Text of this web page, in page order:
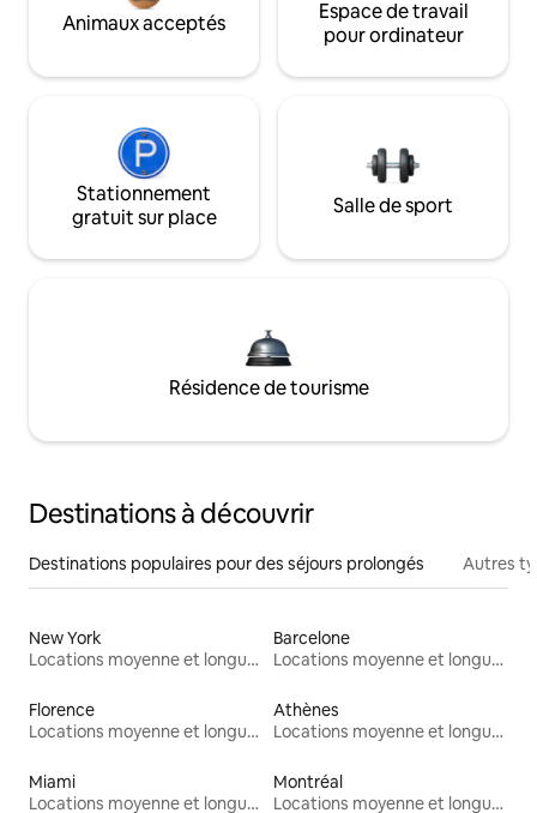
Animaux acceptés
Espace de travail
pour ordinateur
Stationnement
gratuit sur place
Salle de sport
Résidence de tourisme
Destinations à découvrir
Destinations populaires pour des séjours prolongés Autres
New York
Locations moyenne et longue durée
Barcelone
Locations moyenne et longue durée
Florence
Locations moyenne et longue durée
Athènes
Locations moyenne et longue durée
Miami
Locations moyenne et longue durée
Montréal
Locations moyenne et longue durée